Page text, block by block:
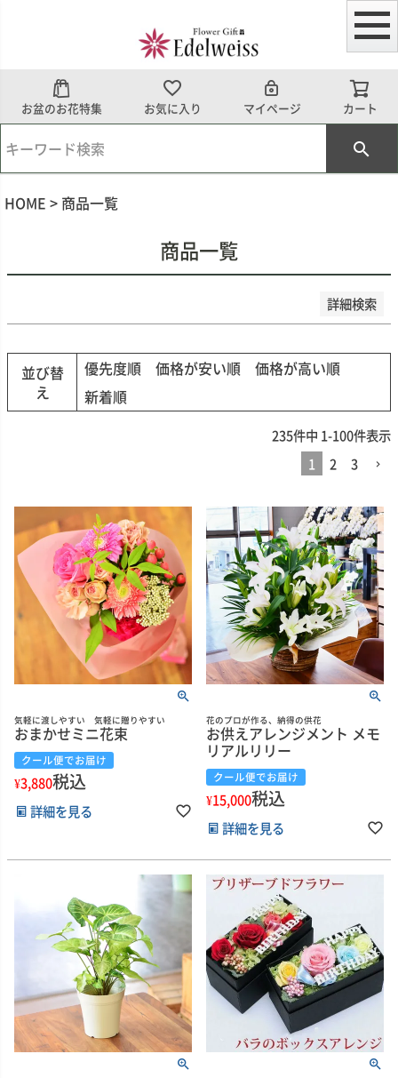
お盆のお花特集 お気に入り マイページ カート
HOME 商品一覧
商品一覧
詳細検索
予約商品のみを表示
並び順
新着順
登録順
価格が安い順
レビュー順
検索
並び替
え
優先度順 価格が安い順
価格が高い順
新着順
235件中 1-100件表示
1
2 3
気軽に渡しやすい 気軽に贈りやすい
おまかせミニ花束
クール便でお届け
¥3,880税込
詳細を見る
花のプロが作る、納得の供花
お供えアレンジメント メモ
リアルリリー
クール便でお届け
¥15,000税込
詳細を見る